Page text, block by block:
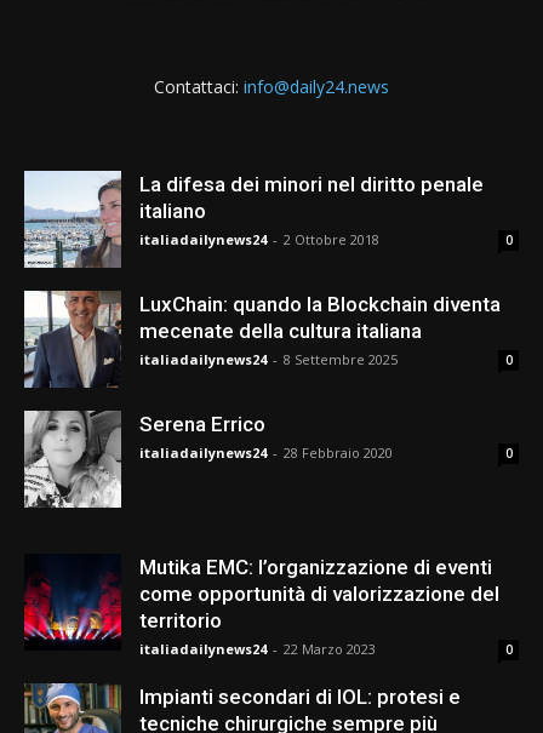
Contattaci: info@daily24.news
La difesa dei minori nel diritto penale
italiano
italiadailynews24 - 2 Ottobre 2018 0
LuxChain: quando la Blockchain diventa
mecenate della cultura italiana
italiadailynews24 - 8 Settembre 2025 0
Serena Errico
italiadailynews24 - 28 Febbraio 2020 0
Mutika EMC: l’organizzazione di eventi
come opportunità di valorizzazione del
territorio
italiadailynews24 - 22 Marzo 2023 0
Impianti secondari di IOL: protesi e
tecniche chirurgiche sempre più